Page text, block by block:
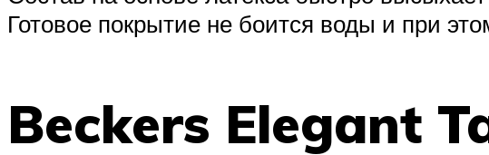
Готовое покрытие не боится воды и при
Beckers Elegant